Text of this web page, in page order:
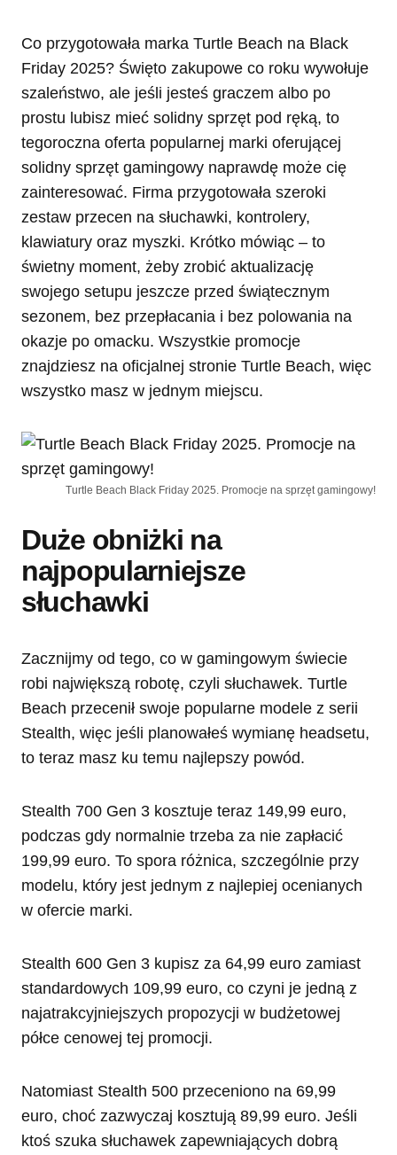
Co przygotowała marka Turtle Beach na Black
Friday 2025? Święto zakupowe co roku wywołuje
szaleństwo, ale jeśli jesteś graczem albo po
prostu lubisz mieć solidny sprzęt pod ręką, to
tegoroczna oferta popularnej marki oferującej
solidny sprzęt gamingowy naprawdę może cię
zainteresować. Firma przygotowała szeroki
zestaw przecen na słuchawki, kontrolery,
klawiatury oraz myszki. Krótko mówiąc – to
świetny moment, żeby zrobić aktualizację
swojego setupu jeszcze przed świątecznym
sezonem, bez przepłacania i bez polowania na
okazje po omacku. Wszystkie promocje
znajdziesz na oficjalnej stronie Turtle Beach, więc
wszystko masz w jednym miejscu.
Turtle Beach Black Friday 2025. Promocje na sprzęt gamingowy!
Duże obniżki na
najpopularniejsze
słuchawki
Zacznijmy od tego, co w gamingowym świecie
robi największą robotę, czyli słuchawek. Turtle
Beach przecenił swoje popularne modele z serii
Stealth, więc jeśli planowałeś wymianę headsetu,
to teraz masz ku temu najlepszy powód.
Stealth 700 Gen 3 kosztuje teraz 149,99 euro,
podczas gdy normalnie trzeba za nie zapłacić
199,99 euro. To spora różnica, szczególnie przy
modelu, który jest jednym z najlepiej ocenianych
w ofercie marki.
Stealth 600 Gen 3 kupisz za 64,99 euro zamiast
standardowych 109,99 euro, co czyni je jedną z
najatrakcyjniejszych propozycji w budżetowej
półce cenowej tej promocji.
Natomiast Stealth 500 przeceniono na 69,99
euro, choć zazwyczaj kosztują 89,99 euro. Jeśli
ktoś szuka słuchawek zapewniających dobrą